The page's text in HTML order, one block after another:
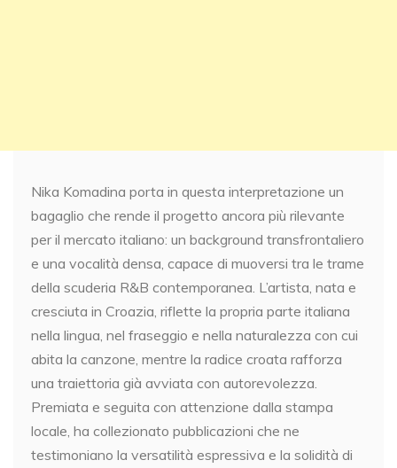
Nika Komadina porta in questa interpretazione un
bagaglio che rende il progetto ancora più rilevante
per il mercato italiano: un background transfrontaliero
e una vocalità densa, capace di muoversi tra le trame
della scuderia R&B contemporanea. L’artista, nata e
cresciuta in Croazia, riflette la propria parte italiana
nella lingua, nel fraseggio e nella naturalezza con cui
abita la canzone, mentre la radice croata rafforza
una traiettoria già avviata con autorevolezza.
Premiata e seguita con attenzione dalla stampa
locale, ha collezionato pubblicazioni che ne
testimoniano la versatilità espressiva e la solidità di